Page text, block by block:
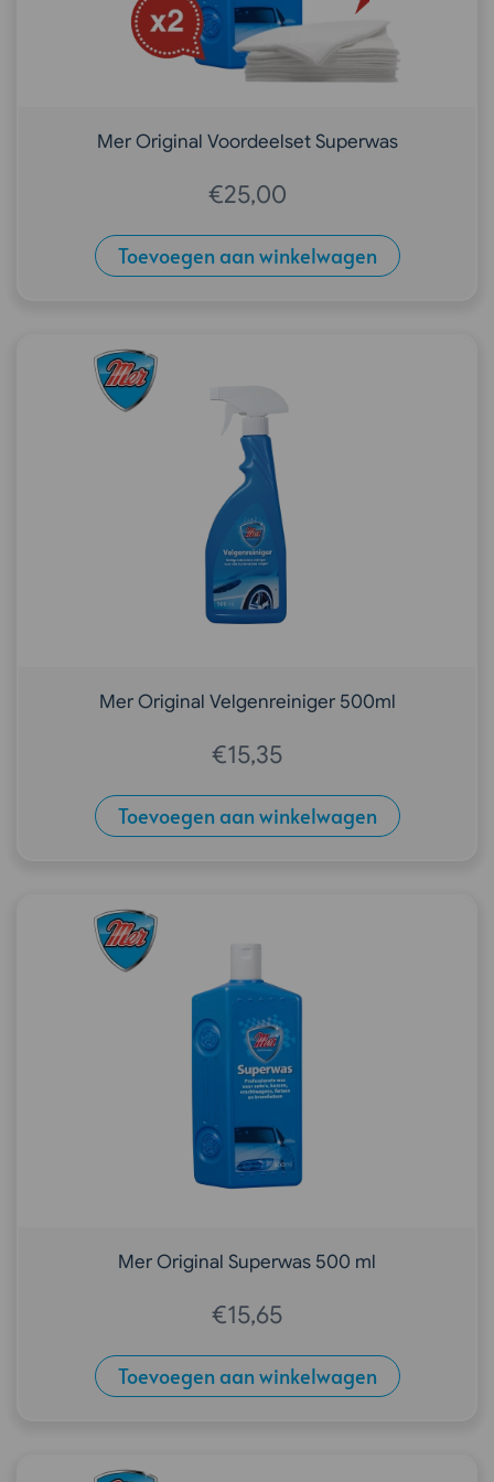
Mer Original Voordeelset Superwas
€25,00
Toevoegen aan winkelwagen
Mer Original Velgenreiniger 500ml
€15,35
Toevoegen aan winkelwagen
Mer Original Superwas 500 ml
€15,65
Toevoegen aan winkelwagen